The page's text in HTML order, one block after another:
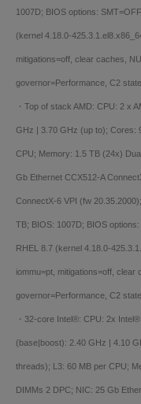
1007D; BIOS options:
(kernel 4.18.0-
mitigations=off, clear caches,
governor=Performance, C2
・Top of stack AMD: CPU: 2 x
GHz | 3.70 GHz (up to); Cores:
CPU; Memory: 1.5 TB (24x)
Gb Ethernet CCX512-A
ConnectX-6 VPI (fw
TB; BIOS: 1007D; BIOS
RHEL 8.7 (kernel 4.18.0-
iommu=pt, mitigations=off, clear
governor=Performance, C2
・32-core Intel®: CPU: 2x
(base|boost): 2.40 GHz | 4.10
threads); L3: 60 MB per CPU;
DIMMs 2 DPC; NIC: 25 Gb